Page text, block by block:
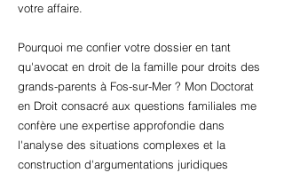
votre affaire.
Pourquoi me confier votre dossier en tant
qu'avocat en droit de la famille pour droits des
grands-parents à Fos-sur-Mer ? Mon Doctorat
en Droit consacré aux questions familiales me
confère une expertise approfondie dans
l'analyse des situations complexes et la
construction d'argumentations juridiques